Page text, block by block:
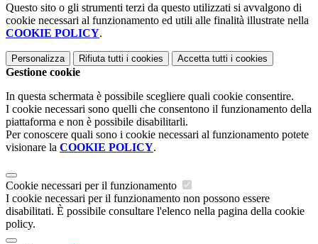
Questo sito o gli strumenti terzi da questo utilizzati si avvalgono di
cookie necessari al funzionamento ed utili alle finalità illustrate nella
COOKIE POLICY.
Personalizza Rifiuta tutti i cookies Accetta tutti i cookies
Gestione cookie
In questa schermata è possibile scegliere quali cookie consentire.
I cookie necessari sono quelli che consentono il funzionamento della
piattaforma e non è possibile disabilitarli.
Per conoscere quali sono i cookie necessari al funzionamento potete
visionare la COOKIE POLICY.
Cookie necessari per il funzionamento
I cookie necessari per il funzionamento non possono essere
disabilitati. È possibile consultare l'elenco nella pagina della cookie
policy.